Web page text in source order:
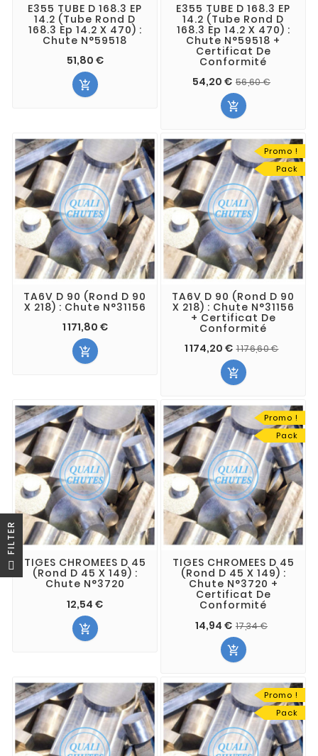
E355 TUBE D 168.3 EP
14.2 (Tube Rond D
168.3 Ep 14.2 X 470) :
Chute N°59518
51,80 €

E355 TUBE D 168.3 EP
14.2 (Tube Rond D
168.3 Ep 14.2 X 470) :
Chute N°59518 +
Certificat De
Conformité
54,20 € 56,60 €

TA6V D 90 (Rond D 90
X 218) : Chute N°31156
1 171,80 €

Promo !
Pack
TA6V D 90 (Rond D 90
X 218) : Chute N°31156
+ Certificat De
Conformité
1 174,20 € 1 176,60 €

TIGES CHROMEES D 45
(Rond D 45 X 149) :
Chute N°3720
12,54 €

Promo !
Pack
TIGES CHROMEES D 45
(Rond D 45 X 149) :
Chute N°3720 +
Certificat De
Conformité
14,94 € 17,34 €

Promo !
Pack
R